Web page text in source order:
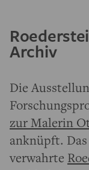
Archiv
Die
zur Malerin
anknüpft.
verwahrte